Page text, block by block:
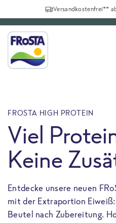
Versandkostenfrei**
FROSTA HIGH PROTEIN
Viel
Keine
Entdecke unsere neuen
mit der Extraportion
Beutel nach Zubereitung.